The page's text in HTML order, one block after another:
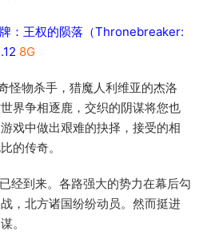
：王权的陨落（Thronebreaker:
8G
怪物杀手，猎魔人利维亚的杰洛
界争相逐鹿，交织的阴谋将您也
戏中做出艰难的抉择，接受的相
的传奇。
经到来。各路强大的势力在幕后勾
，北方诸国纷纷动员。然而挺进
。